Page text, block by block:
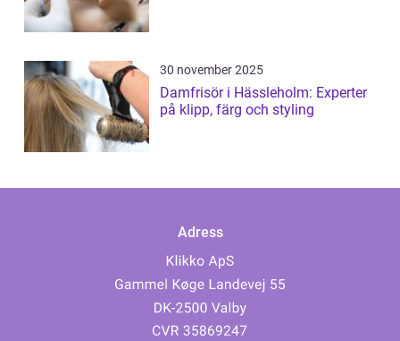
30 november 2025
Damfrisör i Hässleholm: Experter
på klipp, färg och styling
Adress